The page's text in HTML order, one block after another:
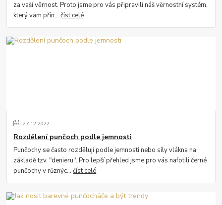
za vaši věrnost. Proto jsme pro vás připravili náš věrnostní systém,
který vám přin...číst celé
27.12.2022
Rozdělení punčoch podle jemnosti
Punčochy se často rozdělují podle jemnosti nebo síly vlákna na
základě tzv. "denieru". Pro lepší přehled jsme pro vás nafotili černé
punčochy v různýc...číst celé